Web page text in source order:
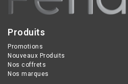
Produits
Promotions
Nouveaux Produits
Nos coffrets
Nos marques